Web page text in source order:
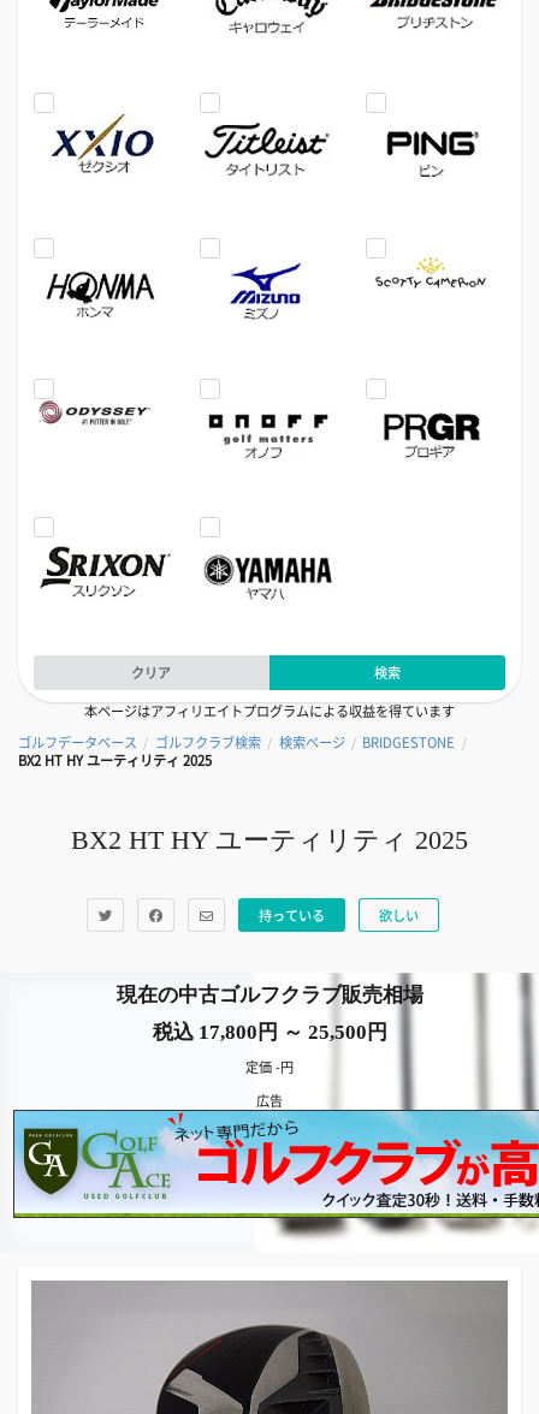
クリア
検索
本ページはアフィリエイトプログラムによる収益を得ています
ゴルフデータベース / ゴルフクラブ検索 / 検索ページ / BRIDGESTONE /
BX2 HT HY ユーティリティ 2025
BX2 HT HY ユーティリティ 2025
持っている 欲しい
現在の中古ゴルフクラブ販売相場
税込 17,800円 ～ 25,500円
定価 -円
広告